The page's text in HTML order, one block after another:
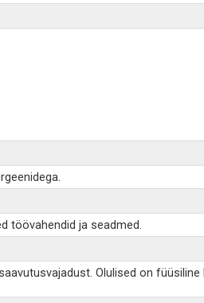
töövahendid ja seadmed.
Olulised on